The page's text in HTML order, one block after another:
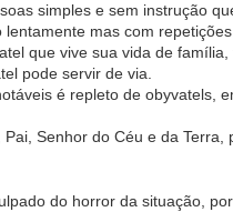
simples e sem instrução
mas com
que vive sua vida de
pode servir de via.
é repleto de obyvatels,
Senhor do Céu e da
do horror da situação,